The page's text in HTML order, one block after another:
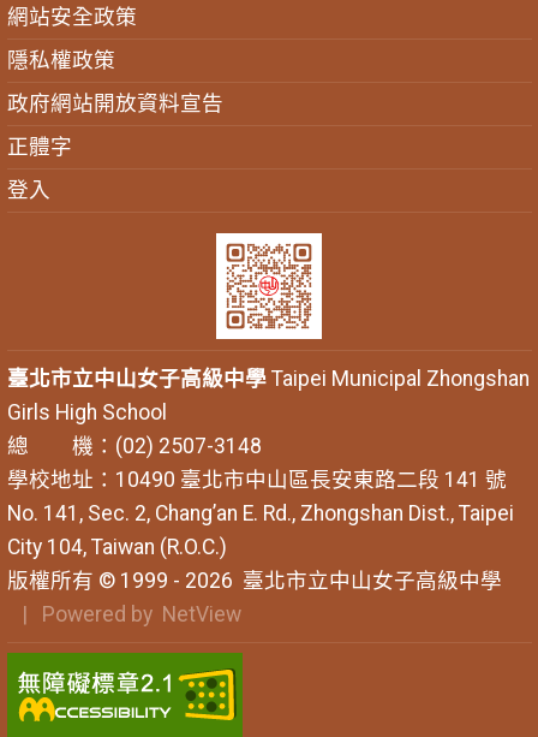
網站安全政策
隱私權政策
政府網站開放資料宣告
正體字
登入
臺北市立中山女子高級中學Taipei Municipal Zhongshan
Girls High School
總 機：(02) 2507-3148
學校地址：10490 臺北市中山區長安東路二段 141 號
No. 141, Sec. 2, Chang’an E. Rd., Zhongshan Dist., Taipei
City 104, Taiwan (R.O.C.)
版權所有 © 1999 - 2026 臺北市立中山女子高級中學
| Powered by NetView